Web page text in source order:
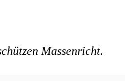
Massenricht.